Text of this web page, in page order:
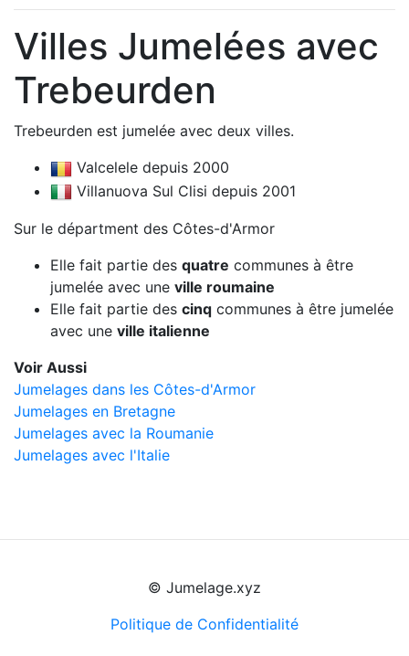
Villes Jumelées avec
Trebeurden
Trebeurden est jumelée avec deux villes.
Valcelele depuis 2000
Villanuova Sul Clisi depuis 2001
Sur le départment des Côtes-d'Armor
Elle fait partie des quatre communes à être
jumelée avec une ville roumaine
Elle fait partie des cinq communes à être jumelée
avec une ville italienne
Voir Aussi
Jumelages dans les Côtes-d'Armor
Jumelages en Bretagne
Jumelages avec la Roumanie
Jumelages avec l'Italie
© Jumelage.xyz
Politique de Confidentialité